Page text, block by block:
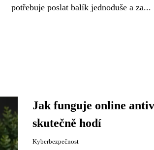
potřebuje poslat balík jednoduše a za...
Jak funguje online
skutečně hodí
Kyberbezpečnost